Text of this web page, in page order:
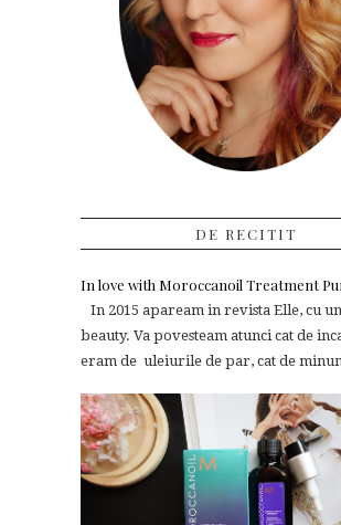
DE RECITIT
In love with Moroccanoil Treatment
In 2015 apaream in revista Elle, cu
beauty. Va povesteam atunci cat de
eram de uleiurile de par, cat de